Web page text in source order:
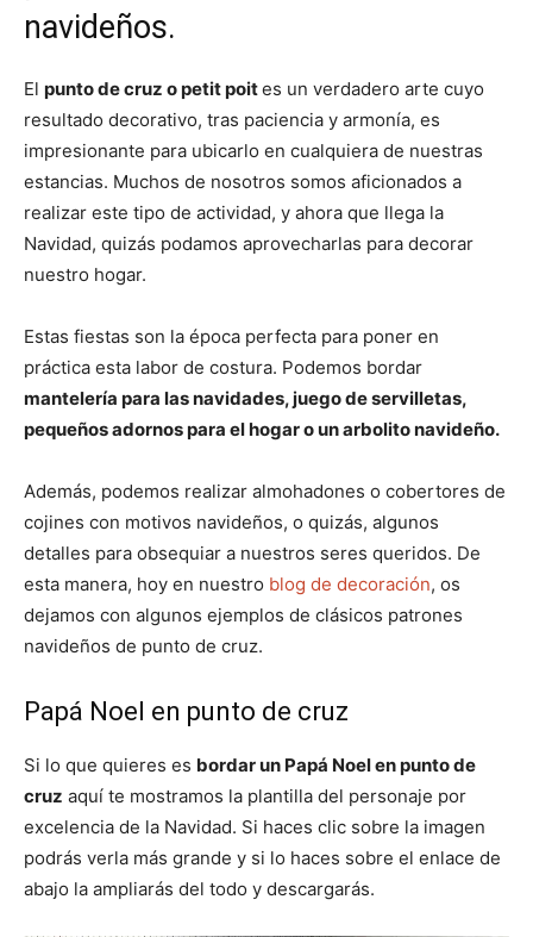
navideños.
El punto de cruz o petit poites un verdadero arte cuyo
resultado decorativo, tras paciencia y armonía, es
impresionante para ubicarlo en cualquiera de nuestras
estancias. Muchos de nosotros somos aficionados a
realizar este tipo de actividad, y ahora que llega la
Navidad, quizás podamos aprovecharlas para decorar
nuestro hogar.
Estas fiestas son la época perfecta para poner en
práctica esta labor de costura. Podemos bordar
mantelería para las navidades, juego de servilletas,
pequeños adornos para el hogar o un arbolito navideño.
Además, podemos realizar almohadones o cobertores de
cojines con motivos navideños, o quizás, algunos
detalles para obsequiar a nuestros seres queridos. De
esta manera, hoy en nuestro blog de decoración, os
dejamos con algunos ejemplos de clásicos patrones
navideños de punto de cruz.
Papá Noel en punto de cruz
Si lo que quieres es bordar un Papá Noel en punto de
cruz aquí te mostramos la plantilla del personaje por
excelencia de la Navidad. Si haces clic sobre la imagen
podrás verla más grande y si lo haces sobre el enlace de
abajo la ampliarás del todo y descargarás.